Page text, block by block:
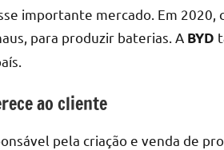
importante mercado. Em
para produzir baterias. A BYD
ao cliente
pela criação e venda de